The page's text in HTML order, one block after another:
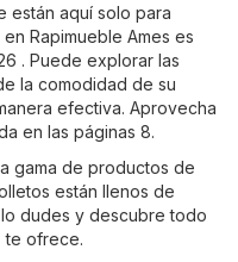
están aquí solo para
Rapimueble Ames es
. Puede explorar las
la comodidad de su
efectiva. Aprovecha
en las páginas 8.
gama de productos de
están llenos de
dudes y descubre todo
te ofrece.